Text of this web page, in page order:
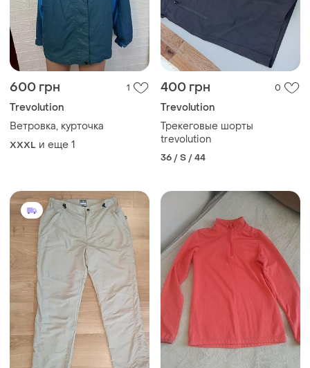
600 грн 1
Trevolution
Ветровка, курточка
XXXL и еще 1
400 грн 0
Trevolution
Трекеговые шорты
trevolution
36 / S / 44